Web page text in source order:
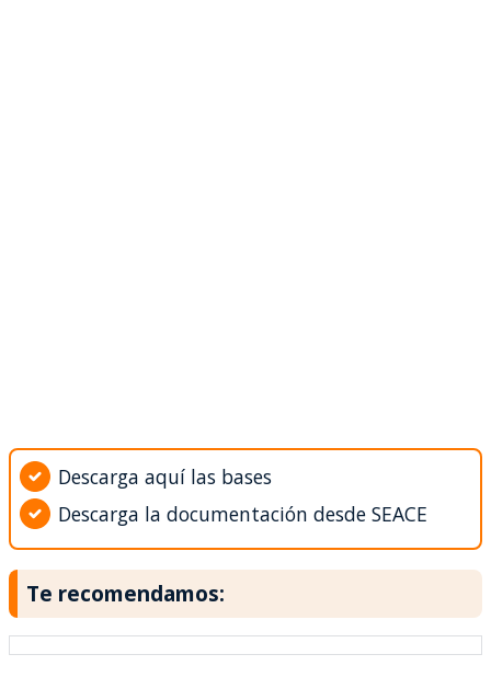
Descarga aquí las bases
Descarga la documentación desde SEACE
Te recomendamos: